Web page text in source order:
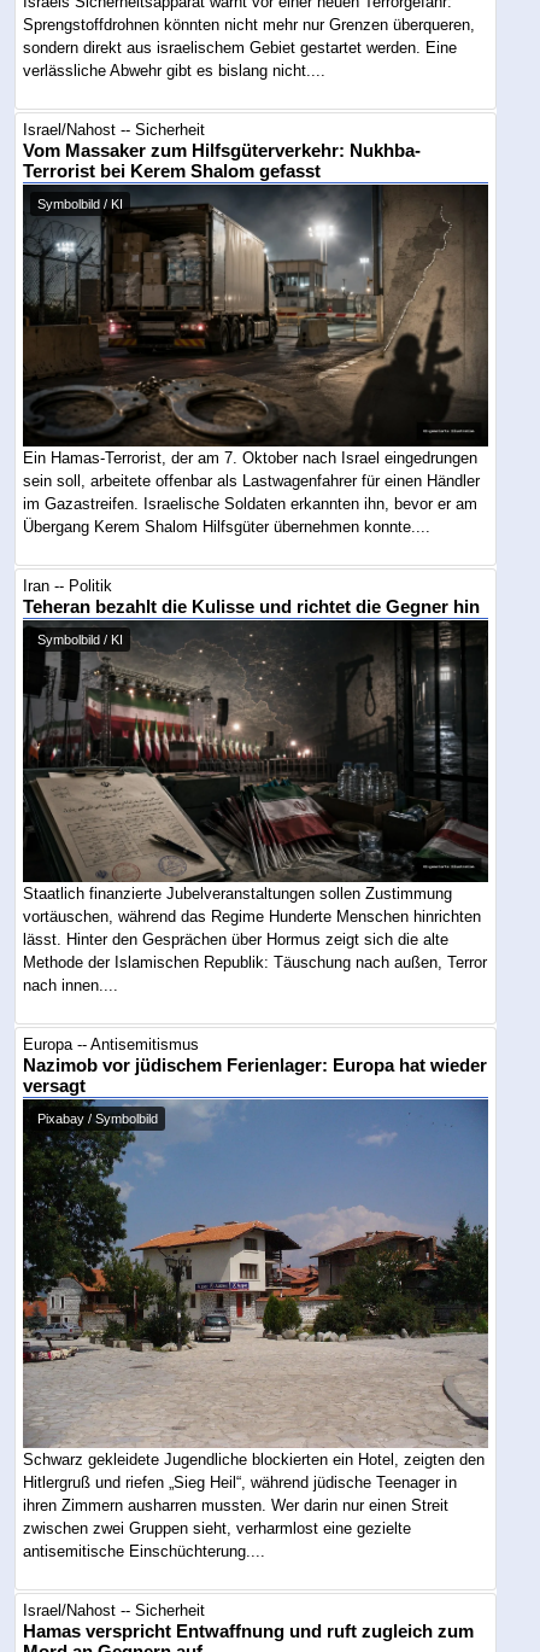
Sprengstoffdrohnen könnten nicht mehr nur Grenzen überqueren,
sondern direkt aus israelischem Gebiet gestartet werden. Eine
verlässliche Abwehr gibt es bislang nicht....
Israel/Nahost -- Sicherheit
Vom Massaker zum Hilfsgüterverkehr: Nukhba-
Terrorist bei Kerem Shalom gefasst
Symbolbild / KI
Ein Hamas-Terrorist, der am 7. Oktober nach Israel eingedrungen
sein soll, arbeitete offenbar als Lastwagenfahrer für einen Händler
im Gazastreifen. Israelische Soldaten erkannten ihn, bevor er am
Übergang Kerem Shalom Hilfsgüter übernehmen konnte....
Iran -- Politik
Teheran bezahlt die Kulisse und richtet die Gegner hin
Symbolbild / KI
Staatlich finanzierte Jubelveranstaltungen sollen Zustimmung
vortäuschen, während das Regime Hunderte Menschen hinrichten
lässt. Hinter den Gesprächen über Hormus zeigt sich die alte
Methode der Islamischen Republik: Täuschung nach außen, Terror
nach innen....
Europa -- Antisemitismus
Nazimob vor jüdischem Ferienlager: Europa hat wieder
versagt
Pixabay / Symbolbild
Schwarz gekleidete Jugendliche blockierten ein Hotel, zeigten den
Hitlergruß und riefen „Sieg Heil“, während jüdische Teenager in
ihren Zimmern ausharren mussten. Wer darin nur einen Streit
zwischen zwei Gruppen sieht, verharmlost eine gezielte
antisemitische Einschüchterung....
Israel/Nahost -- Sicherheit
Hamas verspricht Entwaffnung und ruft zugleich zum